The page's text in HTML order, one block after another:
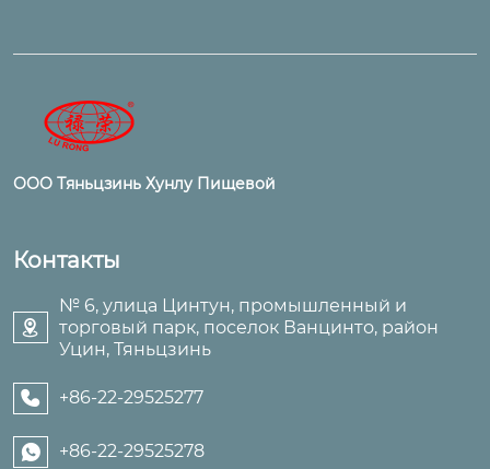
ООО Тяньцзинь Хунлу Пищевой
Контакты

№ 6, улица Цинтун, промышленный и
торговый парк, поселок Ванцинто, район
Уцин, Тяньцзинь
 +86-22-29525277
 +86-22-29525278